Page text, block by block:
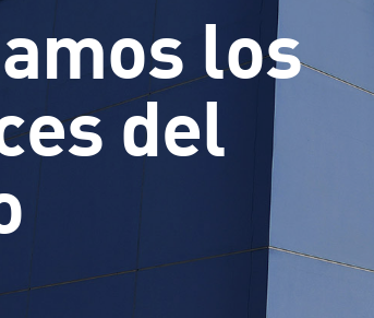
los
del